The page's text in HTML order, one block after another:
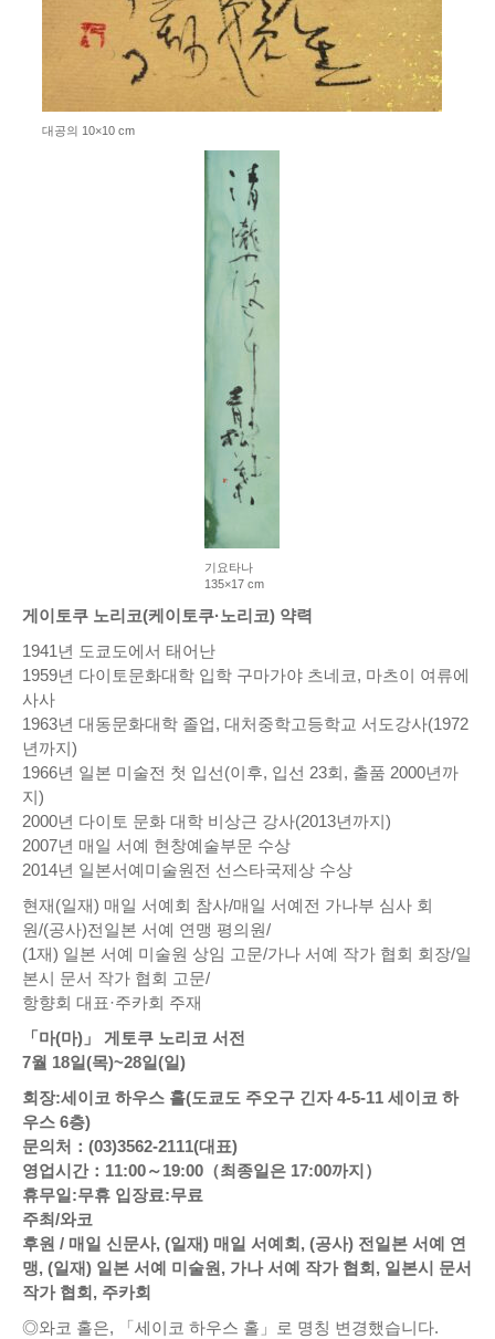
대공의 10×10 cm
기요타나
135×17 cm
게이토쿠 노리코(케이토쿠·노리코) 약력
1941년 도쿄도에서 태어난
1959년 다이토문화대학 입학 구마가야 츠네코, 마츠이 여류에
사사
1963년 대동문화대학 졸업, 대처중학고등학교 서도강사(1972
년까지)
1966년 일본 미술전 첫 입선(이후, 입선 23회, 출품 2000년까
지)
2000년 다이토 문화 대학 비상근 강사(2013년까지)
2007년 매일 서예 현창예술부문 수상
2014년 일본서예미술원전 선스타국제상 수상
현재(일재) 매일 서예회 참사/매일 서예전 가나부 심사 회
원/(공사)전일본 서예 연맹 평의원/
(1재) 일본 서예 미술원 상임 고문/가나 서예 작가 협회 회장/일
본시 문서 작가 협회 고문/
항향회 대표·주카회 주재
「마(마)」 게토쿠 노리코 서전
7월 18일(목)~28일(일)
회장:세이코 하우스 홀(도쿄도 주오구 긴자 4-5-11 세이코 하
우스 6층)
문의처：(03)3562-2111(대표)
영업시간：11:00～19:00（최종일은 17:00까지）
휴무일:무휴 입장료:무료
주최/와코
후원 / 매일 신문사, (일재) 매일 서예회, (공사) 전일본 서예 연
맹, (일재) 일본 서예 미술원, 가나 서예 작가 협회, 일본시 문서
작가 협회, 주카회
◎와코 홀은, 「세이코 하우스 홀」로 명칭 변경했습니다.